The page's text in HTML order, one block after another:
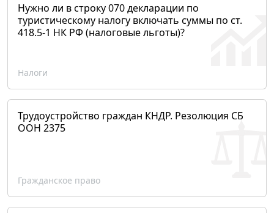
Нужно ли в строку 070 декларации по
туристическому налогу включать суммы по ст.
418.5-1 НК РФ (налоговые льготы)?
Налоги
Трудоустройство граждан КНДР. Резолюция СБ
ООН 2375
Гражданское право